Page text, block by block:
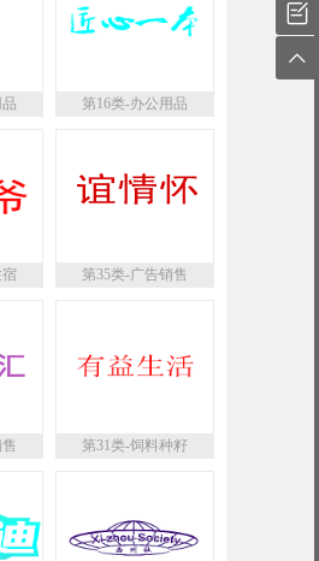
第16类-办公用品
宿 第35类-广告销售
第31类-饲料种籽

